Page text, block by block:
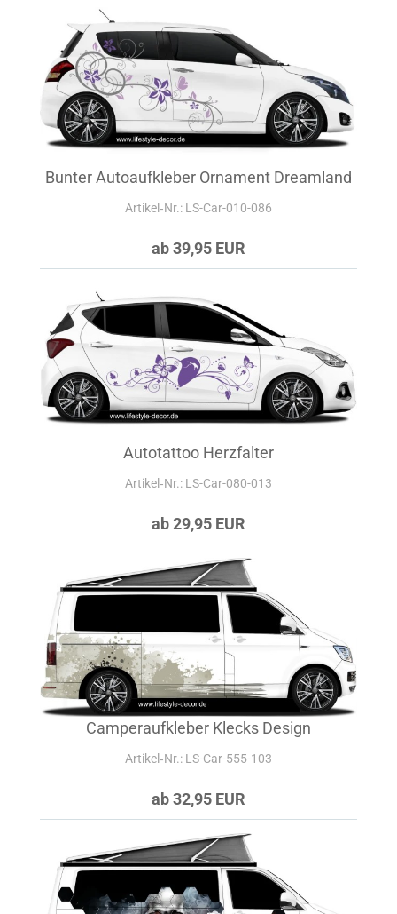
Bunter Autoaufkleber Ornament Dreamland
Artikel‑Nr.: LS-Car-010-086
ab 39,95 EUR
Autotattoo Herzfalter
Artikel‑Nr.: LS-Car-080-013
ab 29,95 EUR
Camperaufkleber Klecks Design
Artikel‑Nr.: LS-Car-555-103
ab 32,95 EUR